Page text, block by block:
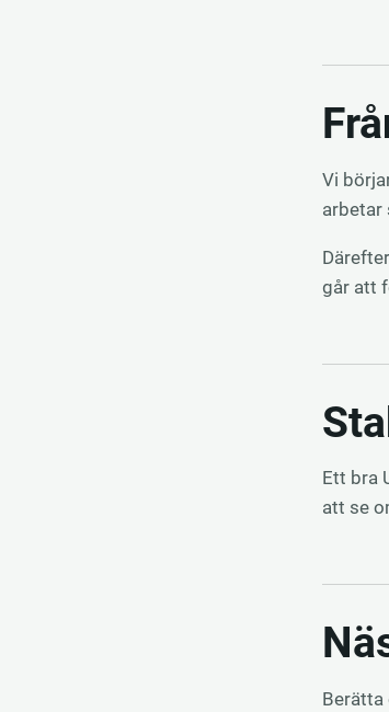
Vi
arbetar
går att
Ett bra
att se
Berätta